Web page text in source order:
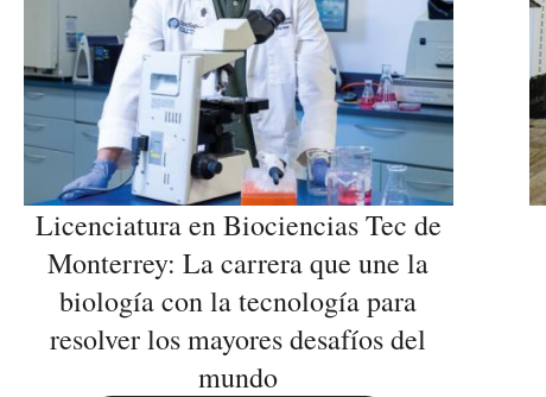
Licenciatura en Biociencias Tec de
Monterrey: La carrera que une la
biología con la tecnología para
resolver los mayores desafíos del
mundo